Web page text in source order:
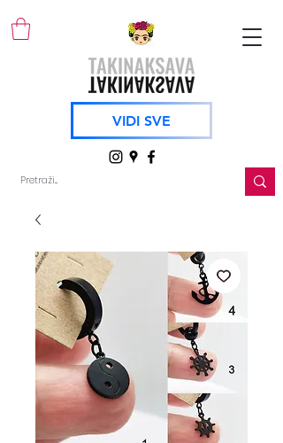
VIDI SVE